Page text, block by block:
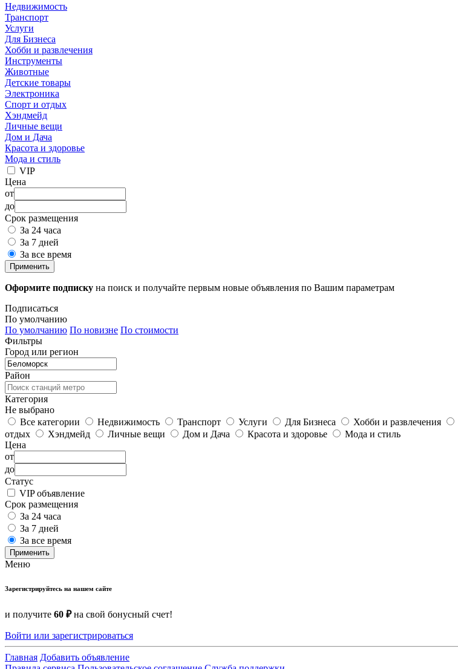
Недвижимость
Транспорт
Услуги
Для Бизнеса
Хобби и развлечения
Инструменты
Животные
Детские товары
Электроника
Спорт и отдых
Хэндмейд
Личные вещи
Дом и Дача
Красота и здоровье
Мода и стиль
VIP
Цена
от
до
Срок размещения
За 24 часа
За 7 дней
За все время
Применить
Оформите подписку на поиск и получайте первым новые объявления по Вашим параметрам
Подписаться
По умолчанию
По умолчанию По новизне По стоимости
Фильтры
Город или регион
Район
Категория
Не выбрано
Все категории
Недвижимость Транспорт Услуги Для Бизнеса Хобби и развлечения
отдых
Хэндмейд Личные вещи Дом и Дача Красота и здоровье
Мода и стиль
Цена
от
до
Статус
VIP объявление
Срок размещения
За 24 часа
За 7 дней
За все время
Применить
Меню
Зарегистрируйтесь на нашем сайте
и получите 60 ₽на свой бонусный счет!
Войти или зарегистрироваться
Главная Добавить объявление